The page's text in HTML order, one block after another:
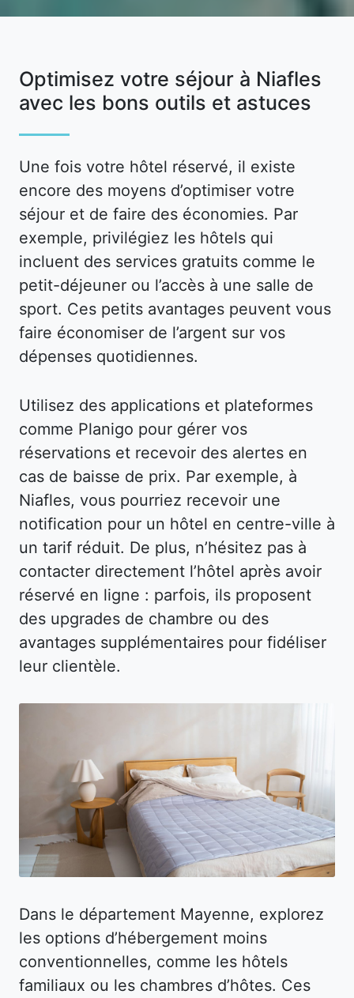
Optimisez votre séjour à Niafles
avec les bons outils et astuces
Une fois votre hôtel réservé, il existe
encore des moyens d’optimiser votre
séjour et de faire des économies. Par
exemple, privilégiez les hôtels qui
incluent des services gratuits comme le
petit-déjeuner ou l’accès à une salle de
sport. Ces petits avantages peuvent vous
faire économiser de l’argent sur vos
dépenses quotidiennes.
Utilisez des applications et plateformes
comme Planigo pour gérer vos
réservations et recevoir des alertes en
cas de baisse de prix. Par exemple, à
Niafles, vous pourriez recevoir une
notification pour un hôtel en centre-ville à
un tarif réduit. De plus, n’hésitez pas à
contacter directement l’hôtel après avoir
réservé en ligne : parfois, ils proposent
des upgrades de chambre ou des
avantages supplémentaires pour fidéliser
leur clientèle.
Dans le département Mayenne, explorez
les options d’hébergement moins
conventionnelles, comme les hôtels
familiaux ou les chambres d’hôtes. Ces